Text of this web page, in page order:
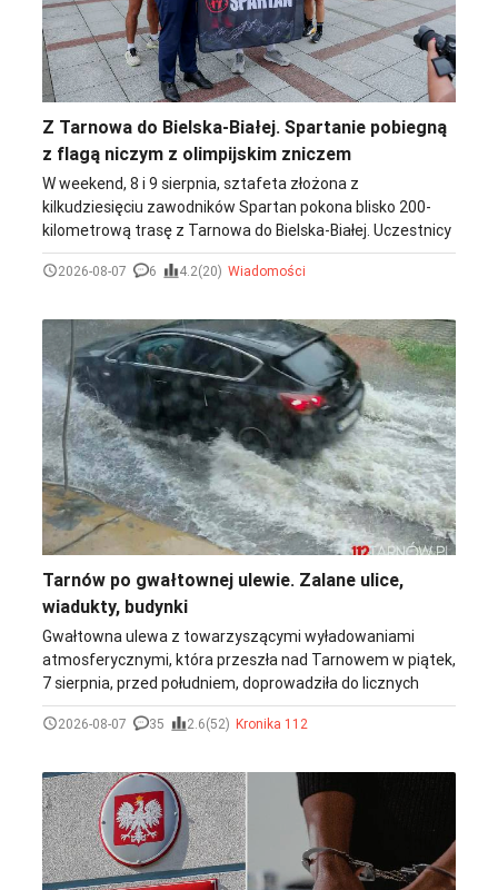
Z Tarnowa do Bielska-Białej. Spartanie pobiegną
z flagą niczym z olimpijskim zniczem
W weekend, 8 i 9 sierpnia, sztafeta złożona z
kilkudziesięciu zawodników Spartan pokona blisko 200-
kilometrową trasę z Tarnowa do Bielska-Białej. Uczestnicy
będą przekazywać sobie flagę Spartan niczym olimpijski
znicz, symbolicznie łącząc oba miasta i zapowiadając
popołudnie na tarnowskim rynku odbyło się oficjalne
przekazanie flag.
2026-08-07 6 4.2(20) Wiadomości
Tarnów po gwałtownej ulewie. Zalane ulice,
wiadukty, budynki
Gwałtowna ulewa z towarzyszącymi wyładowaniami
atmosferycznymi, która przeszła nad Tarnowem w piątek,
7 sierpnia, przed południem, doprowadziła do licznych
podtopień. Zalane zostały niektóre ulice i wiadukty, woda
wdarła się również do piwnic i domów.
2026-08-07 35 2.6(52) Kronika 112